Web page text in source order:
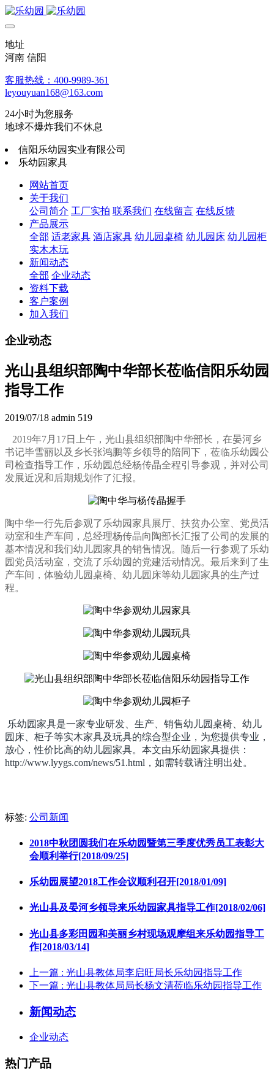
地址
河南 信阳
客服热线：400-9989-361
leyouyuan168@163.com
24小时为您服务
地球不爆炸我们不休息
信阳乐幼园实业有限公司
乐幼园家具
网站首页
关于我们
公司简介 工厂实拍 联系我们 在线留言 在线反馈
产品展示
全部 适老家具 酒店家具 幼儿园桌椅 幼儿园床 幼儿园柜
实木木玩
新闻动态
全部 企业动态
资料下载
客户案例
加入我们
企业动态
光山县组织部陶中华部长莅临信阳乐幼园
指导工作
2019/07/18 admin 519
2019年7月17日上午，光山县组织部陶中华部长，在晏河乡
书记毕雪丽以及乡长张鸿鹏等乡领导的陪同下，莅临乐幼园公
司检查指导工作，乐幼园总经杨传晶全程引导参观，并对公司
发展近况和后期规划作了汇报。
陶中华一行先后参观了乐幼园家具展厅、扶贫办公室、党员活
动室和生产车间，总经理杨传晶向陶部长汇报了公司的发展的
基本情况和我们幼儿园家具的销售情况。随后一行参观了乐幼
园党员活动室，交流了乐幼园的党建活动情况。最后来到了生
产车间，体验幼儿园桌椅、幼儿园床等幼儿园家具的生产过
程。
乐幼园家具是一家专业研发、生产、销售幼儿园桌椅、幼儿
园床、柜子等实木家具及玩具的综合型企业，为您提供专业，
放心，性价比高的幼儿园家具。本文由乐幼园家具提供：
http://www.lyygs.com/news/51.html，如需转载请注明出处。
标签: 公司新闻
2018中秋团圆我们在乐幼园暨第三季度优秀员工表彰大
会顺利举行[2018/09/25]
乐幼园展望2018工作会议顺利召开[2018/01/09]
光山县及晏河乡领导来乐幼园家具指导工作[2018/02/06]
光山县多彩田园和美丽乡村现场观摩组来乐幼园指导工
作[2018/03/14]
上一篇 : 光山县教体局李启旺局长乐幼园指导工作
下一篇 : 光山县教体局局长杨文清莅临乐幼园指导工作
新闻动态
企业动态
热门产品